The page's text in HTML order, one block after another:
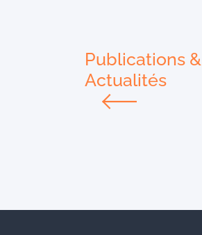
Publications &
Actualités